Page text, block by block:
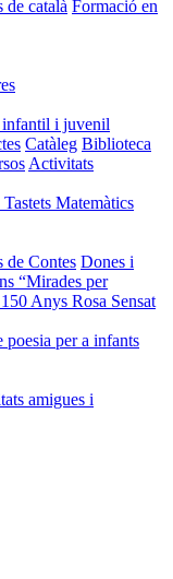
de català Formació en
i juvenil
Catàleg Biblioteca
Activitats
Matemàtics
de Contes Dones i
“Mirades per
150 Anys Rosa Sensat
poesia per a infants
amigues i